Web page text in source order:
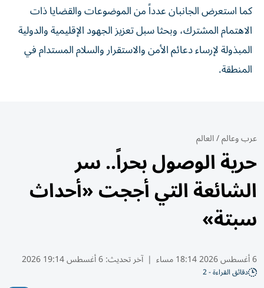
كما استعرض الجانبان عدداً من الموضوعات والقضايا ذات
الاهتمام المشترك، وبحثا سبل تعزيز الجهود الإقليمية والدولية
المبذولة لإرساء دعائم الأمن والاستقرار والسلام المستدام في
المنطقة.
عرب وعالم/العالم
حرية الوصول بحراً.. سر
الشائعة التي أججت «أحداث
سبتة»
6 أغسطس 2026 18:14 مساء | آخر تحديث:6 أغسطس 19:14 2026
دقائق القراءة - 2